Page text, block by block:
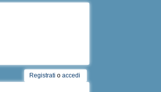
Registrati o accedi